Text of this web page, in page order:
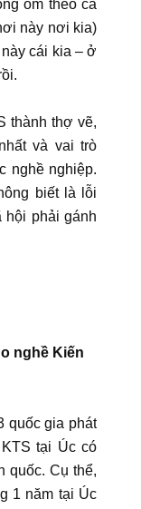
ôm theo cả
này nơi kia)
cái kia – ở
thành thợ vẽ,
và vai trò
nghề nghiệp.
biết là lỗi
hội phải gánh
nghề Kiến
quốc gia phát
tại Úc có
quốc. Cụ thể,
1 năm tại Úc